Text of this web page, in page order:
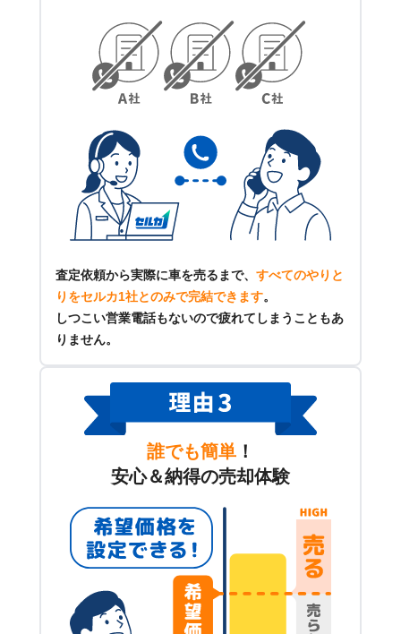
査定依頼から実際に車を売るまで、 すべてのやりと
りをセルカ1社とのみで完結できます。
しつこい営業電話もないので疲れてしまうこともあ
りません。
誰でも簡単 ！
安心＆納得の売却体験